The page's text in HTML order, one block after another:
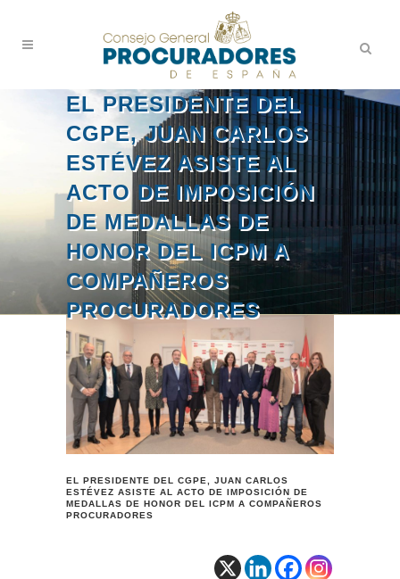
EL PRESIDENTE DEL
CGPE, JUAN CARLOS
ESTÉVEZ ASISTE AL
ACTO DE IMPOSICIÓN
DE MEDALLAS DE
HONOR DEL ICPM A
COMPAÑEROS
PROCURADORES
EL PRESIDENTE DEL CGPE, JUAN CARLOS
ESTÉVEZ ASISTE AL ACTO DE IMPOSICIÓN DE
MEDALLAS DE HONOR DEL ICPM A COMPAÑEROS
PROCURADORES